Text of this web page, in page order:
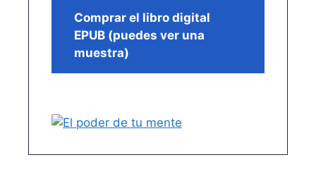
Comprar el libro digital
EPUB (puedes ver una
muestra)